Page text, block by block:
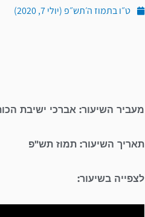
ט״ו בתמוז ה׳תש״פ (יולי 7, 2020)
מעביר השיעור: אברכי ישיבת
תאריך השיעור: תמוז תש"פ
לצפייה בשיעור: